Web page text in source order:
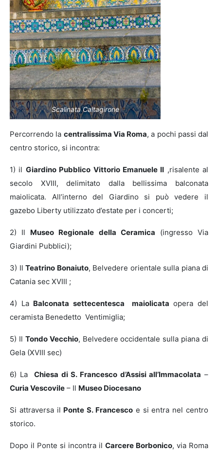
Scalinata Caltagirone
Percorrendo la centralissima Via Roma, a pochi passi dal
centro storico, si incontra:
1) il Giardino Pubblico Vittorio Emanuele II ,risalente al
secolo XVIII, delimitato dalla bellissima balconata
maiolicata. All’interno del Giardino si può vedere il
gazebo Liberty utilizzato d’estate per i concerti;
2) Il Museo Regionale della Ceramica (ingresso Via
Giardini Pubblici);
3) Il Teatrino Bonaiuto, Belvedere orientale sulla piana di
Catania sec XVIII ;
4) La Balconata settecentesca maiolicata opera del
ceramista Benedetto Ventimiglia;
5) Il Tondo Vecchio, Belvedere occidentale sulla piana di
Gela (XVIII sec)
6) La Chiesa di S. Francesco d’Assisi all’Immacolata –
Curia Vescovile – Il Museo Diocesano
Si attraversa il Ponte S. Francesco e si entra nel centro
storico.
Dopo il Ponte si incontra il Carcere Borbonico, via Roma